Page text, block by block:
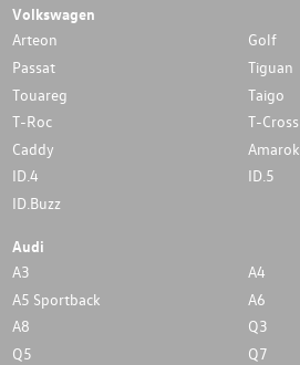
Volkswagen
Arteon
Golf
Passat
Tiguan
Touareg
Taigo
T-Roc
T-Cross
Caddy
Amarok
ID.4
ID.5
ID.Buzz
Audi
A3
A4
A5 Sportback
A6
A8
Q3
Q5
Q7